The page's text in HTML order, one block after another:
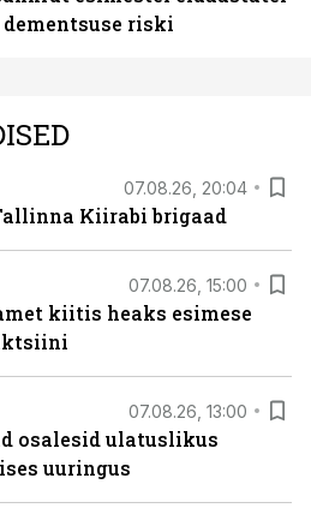
riski
07.08.26, 20:04
Kiirabi brigaad
07.08.26, 15:00
kiitis heaks esimese
07.08.26, 13:00
osalesid ulatuslikus
uuringus